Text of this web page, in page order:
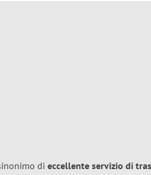
di eccellente servizio di